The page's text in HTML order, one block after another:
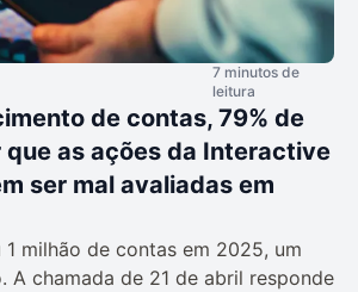
7 minutos de
leitura
de contas, 79% de
que as ações da Interactive
ser mal avaliadas em
1 milhão de contas em 2025, um
A chamada de 21 de abril responde